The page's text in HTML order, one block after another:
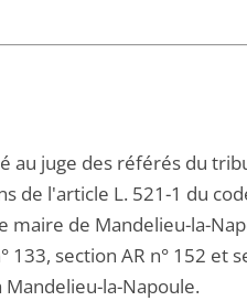
au juge des référés du
de l'article L. 521-1 du
de Mandelieu-la-
section AR n° 152 et
la-Napoule.